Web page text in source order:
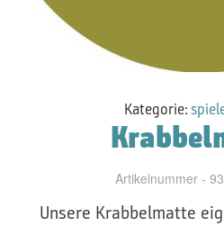
Kategorie:
Artikelnummer -
Unsere Krabbelmatte